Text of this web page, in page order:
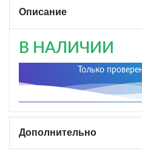
Описание
В НАЛИЧИИ
Только
Дополнительно